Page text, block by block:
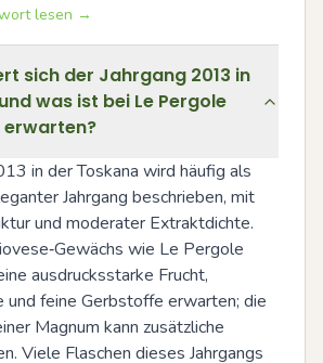
lesen →
sich der Jahrgang 2013 in
was ist bei Le Pergole
erwarten?
in der Toskana wird häufig als
Jahrgang beschrieben, mit
und moderater Extraktdichte.
wie Le Pergole
ausdrucksstarke Frucht,
und feine Gerbstoffe erwarten; die
Magnum kann zusätzliche
Viele Flaschen dieses Jahrgangs